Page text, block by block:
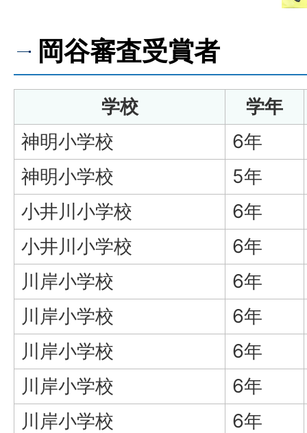
岡谷審査受賞者
学校
学年
神明小学校
6年
神明小学校
5年
小井川小学校
6年
小井川小学校
6年
川岸小学校
6年
川岸小学校
6年
川岸小学校
6年
川岸小学校
6年
川岸小学校
6年